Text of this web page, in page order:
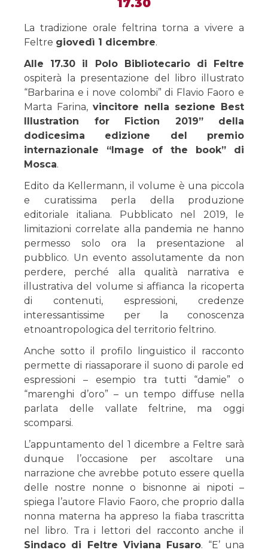
17.30
La tradizione orale feltrina torna a vivere a
Feltre giovedì 1 dicembre.
Alle 17.30 il Polo Bibliotecario di Feltre
ospiterà la presentazione del libro illustrato
“Barbarina e i nove colombi” di Flavio Faoro e
Marta Farina, vincitore nella sezione Best
Illustration for Fiction 2019” della
dodicesima edizione del premio
internazionale “Image of the book” di
Mosca.
Edito da Kellermann, il volume è una piccola
e curatissima perla della produzione
editoriale italiana. Pubblicato nel 2019, le
limitazioni correlate alla pandemia ne hanno
permesso solo ora la presentazione al
pubblico. Un evento assolutamente da non
perdere, perché alla qualità narrativa e
illustrativa del volume si affianca la ricoperta
di contenuti, espressioni, credenze
interessantissime per la conoscenza
etnoantropologica del territorio feltrino.
Anche sotto il profilo linguistico il racconto
permette di riassaporare il suono di parole ed
espressioni – esempio tra tutti “damie” o
“marenghi d’oro” – un tempo diffuse nella
parlata delle vallate feltrine, ma oggi
scomparsi.
L’appuntamento del 1 dicembre a Feltre sarà
dunque l’occasione per ascoltare una
narrazione che avrebbe potuto essere quella
delle nostre nonne o bisnonne ai nipoti –
spiega l’autore Flavio Faoro, che proprio dalla
nonna materna ha appreso la fiaba trascritta
nel libro. Tra i lettori del racconto anche il
Sindaco di Feltre Viviana Fusaro. “E’ una